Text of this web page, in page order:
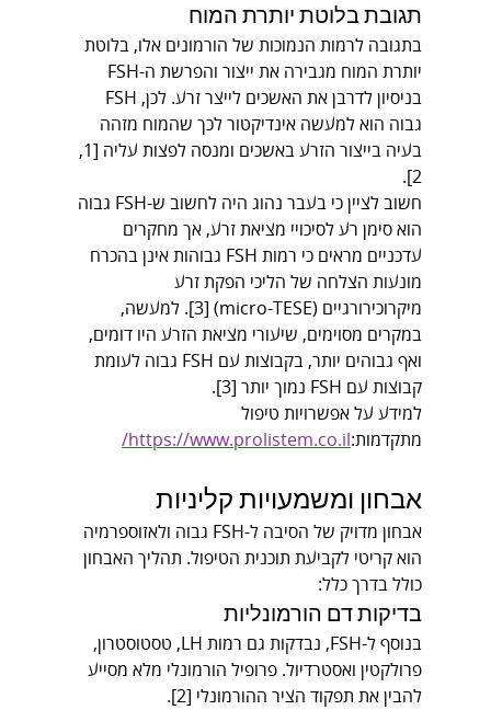
תגובת בלוטת יותרת המוח
בתגובה לרמות הנמוכות של הורמונים אלו, בלוטת
גבוה הוא למעשה אינדיקטור לכך שהמוח מזהה
בעיה בייצור הזרע באשכים ומנסה לפצות עליה [1,
2].
חשוב לציין כי בעבר נהוג היה לחשוב ש-FSH גבוה
הוא סימן רע לסיכויי מציאת זרע, אך מחקרים
עדכניים מראים כי רמות FSH גבוהות אינן בהכרח
מונעות הצלחה של הליכי הפקת זרע
מיקרוכירורגיים (micro-TESE) [3]. למעשה,
במקרים מסוימים, שיעורי מציאת הזרע היו דומים,
ואף גבוהים יותר, בקבוצות עם FSH גבוה לעומת
קבוצות עם FSH נמוך יותר [3].
למידע על אפשרויות טיפול
מתקדמות:https://www.prolistem.co.il/
אבחון ומשמעויות קליניות
אבחון מדויק של הסיבה ל-FSH גבוה ולאזוספרמיה
הוא קריטי לקביעת תוכנית הטיפול. תהליך האבחון
כולל בדרך כלל:
בדיקות דם הורמונליות
בנוסף ל-FSH, נבדקות גם רמות LH, טסטוסטרון,
פרולקטין ואסטרדיול. פרופיל הורמונלי מלא מסייע
להבין את תפקוד הציר ההורמונלי [2].